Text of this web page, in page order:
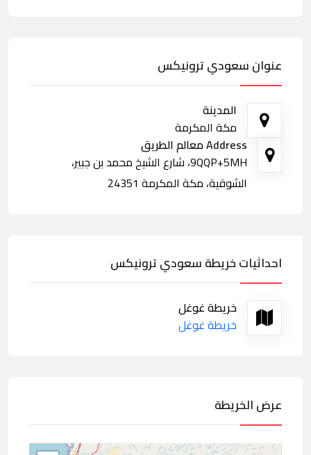
عنوان سعودي ترونيكس
المدينة
مكة المكرمة
Address معالم الطريق
9QQP+5MH، شارع الشيخ محمد بن جبير،
الشوقية، مكة المكرمة 24351
احداثيات خريطة سعودي ترونيكس
خريطة غوغل
خريطة غوغل
عرض الخريطة